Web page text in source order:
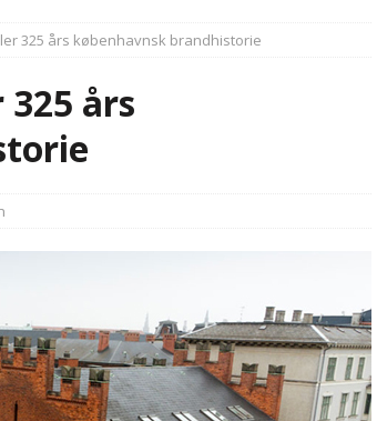
sygetransportvogn til Samsø
PRÆHOSPITAL
lidt længere tid på at komme af sted i 2025
skal ruste betjentene til mere kompleks
325 års københavnsk brandhistorie
års